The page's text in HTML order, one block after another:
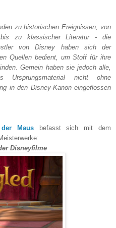
zu historischen Ereignissen, von
bis zu klassischer Literatur - die
von Disney haben sich der
Quellen bedient, um Stoff für ihre
Gemein haben sie jedoch alle,
Ursprungsmaterial nicht ohne
in den Disney-Kanon eingeflossen
Mausbefasst sich mit dem
Disneyfilme